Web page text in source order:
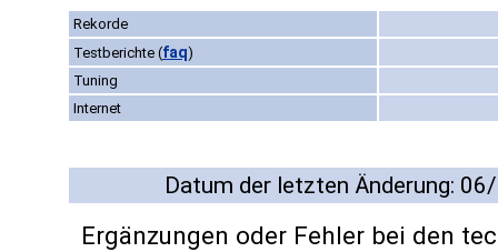
Rekorde
Testberichte (faq)
Tuning
Internet
Datum der letzten Änderung:
Ergänzungen oder Fehler bei den